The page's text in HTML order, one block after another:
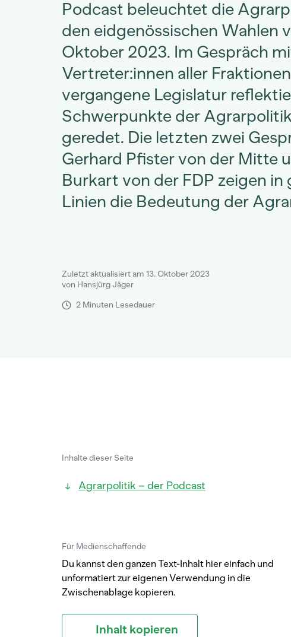
Podcast beleuchtet die
den eidgenössischen Wahlen
Oktober 2023. Im Gespräch
Vertreter:innen aller
vergangene Legislatur
Schwerpunkte der
geredet. Die letzten zwei
Gerhard Pfister von der Mitte
Burkart von der FDP zeigen in
Linien die Bedeutung der
Zuletzt aktualisiert am 13. Oktober 2023
von Hansjürg Jäger
2 Minuten Lesedauer
Inhalte dieser Seite
Agrarpolitik – der Podcast
Für Medienschaffende
Du kannst den ganzen Text-Inhalt hier einfach und
unformatiert zur eigenen Verwendung in die
Zwischenablage kopieren.
Inhalt kopieren